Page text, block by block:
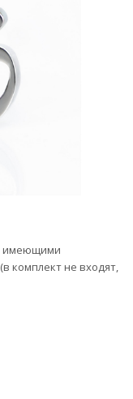
имеющими
комплект не входят,